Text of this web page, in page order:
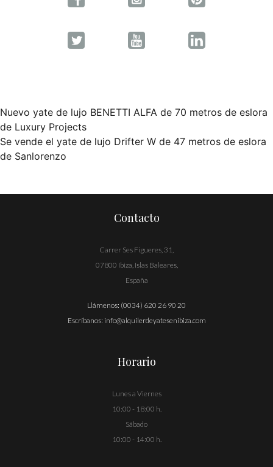
Navegación
de
Nuevo yate de lujo BENETTI ALFA de 70 metros de eslora
de Luxury Projects
Se vende el yate de lujo Drifter W de 47 metros de eslora
de Sanlorenzo
Contacto
Carrer Ses Figueres, 31,
07800 Ibiza, Islas Baleares,
España
Llámenos: (0034) 620 26 90 20
Escríbanos: info@alquilerdeyatesenibiza.com
Horario
Lunes a Viernes
10:00 - 18:00 h.
Sábado
10:00 - 14:00 h.